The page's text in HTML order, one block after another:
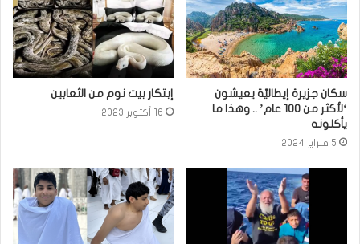
سكان جزيرة إيطاليّة يعيشون
‘لأكثر من 100 عام’ .. وهذا ما
يأكلونه
5 فبراير 2024
إبتكار بيت نوم من الثعابين
16 أكتوبر 2023